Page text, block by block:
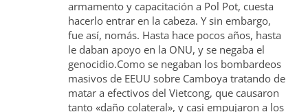
armamento y capacitación a Pol Pot, cuesta
hacerlo entrar en la cabeza. Y sin embargo,
fue así, nomás. Hasta hace pocos años, hasta
le daban apoyo en la ONU, y se negaba el
genocidio.Como se negaban los bombardeos
masivos de EEUU sobre Camboya tratando de
matar a efectivos del Vietcong, que causaron
tanto «daño colateral», y casi empujaron a los